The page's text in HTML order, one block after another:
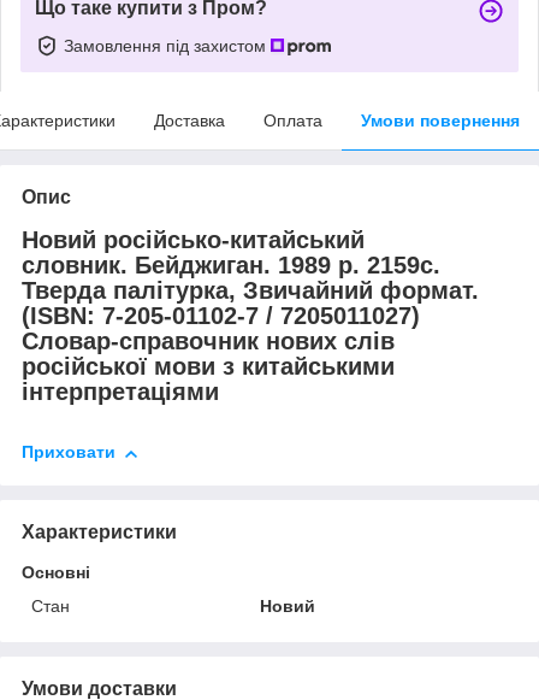
Що таке купити з Пром?
Замовлення під захистом
Доставка Оплата Умови повернення
Опис
Новий російсько-китайський
словник. Бейджиган. 1989 р. 2159с.
Тверда палітурка, Звичайний формат.
(ISBN: 7-205-01102-7 / 7205011027)
Словар-справочник нових слів
російської мови з китайськими
інтерпретаціями
Приховати
Характеристики
Основні
Стан
Новий
Умови доставки